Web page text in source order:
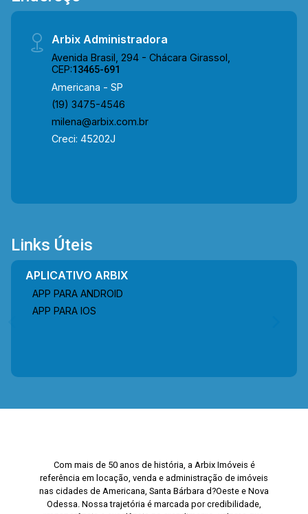
Arbix Administradora
Avenida Brasil, 294 - Chácara Girassol,
CEP:13465-691
Americana - SP
(19) 3475-4546
milena@arbix.com.br
Creci: 45202J
Links Úteis
APLICATIVO ARBIX
APP PARA ANDROID
APP PARA IOS
Com mais de 50 anos de história, a Arbix Imóveis é
referência em locação, venda e administração de imóveis
nas cidades de Americana, Santa Bárbara d?Oeste e Nova
Odessa. Nossa trajetória é marcada por credibilidade,